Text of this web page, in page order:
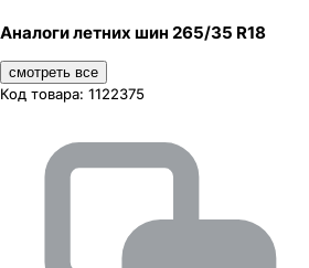
Аналоги летних шин 265/35 R18
смотреть все
Код товара: 1122375